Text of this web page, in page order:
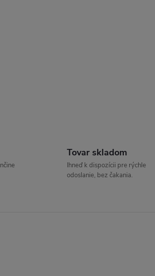
Tovar skladom
Ihneď k dispozícii pre rýchle
odoslanie, bez čakania.